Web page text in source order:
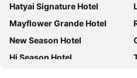
Hatyai Signature Hotel
Mayflower Grande Hotel
New Season Hotel
Hi Season Hotel